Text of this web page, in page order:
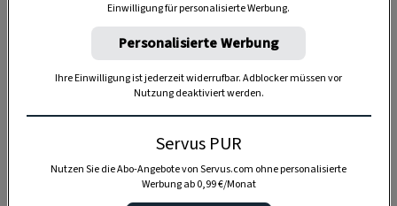
Fenchel-Dille-LinsenNaturmaterialien
1 Std.
Einwilligung für personalisierte Werbung.
Personalisierte Werbung
Ihre Einwilligung ist jederzeit widerrufbar. Adblocker müssen vor
Nutzung deaktiviert werden.
Servus PUR
Nutzen Sie die Abo-Angebote von Servus.com ohne personalisierte
Werbung ab 0,99 €/Monat